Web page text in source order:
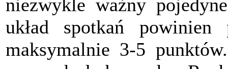
niezwykle ważny
układ spotkań powinien
maksymalnie 3-5